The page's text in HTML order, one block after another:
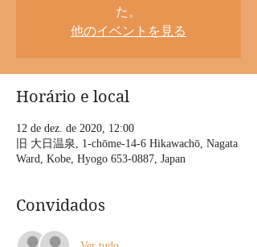
た。
他のイベントを見る
Horário e local
12 de dez. de 2020, 12:00
旧 大日温泉, 1-chōme-14-6 Hikawachō, Nagata
Ward, Kobe, Hyogo 653-0887, Japan
Convidados